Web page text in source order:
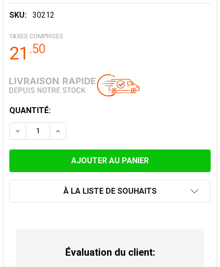
SKU: 30212
TAXES COMPRISES
21 .50
STOCK
ACTUEL:
QUANTITÉ:
DIMINUER LA QUANTITÉ DE COUDE À 45 ° 130MM
AUGMENTER LA QUANTITÉ DE COUDE À 45
À LA LISTE DE SOUHAITS
Évaluation du client: